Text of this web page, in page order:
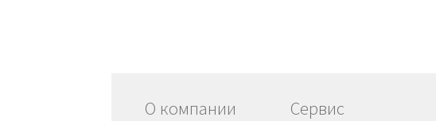
О компании Сервис